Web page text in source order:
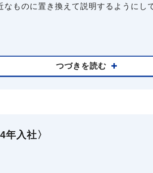
ものに置き換えて説明するようにし
つづきを読む
入社〉